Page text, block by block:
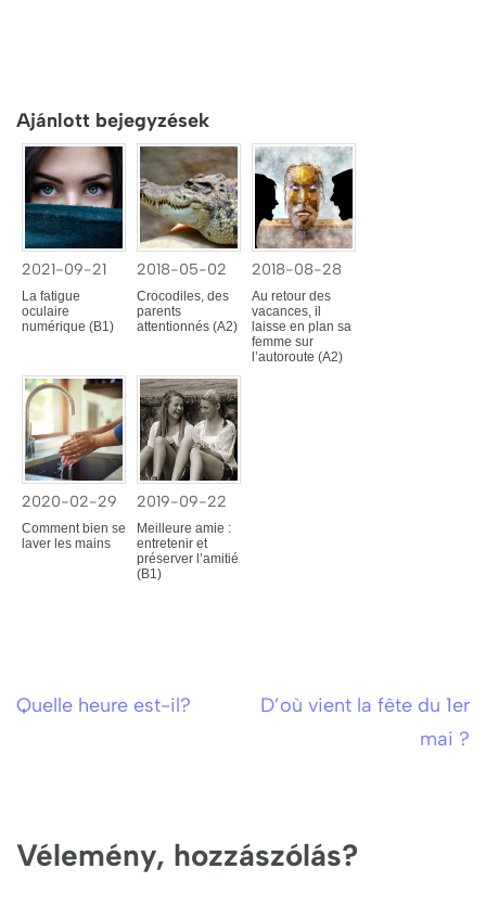
Ajánlott bejegyzések
2021-09-21
La fatigue
oculaire
numérique (B1)
2018-05-02
Crocodiles, des
parents
attentionnés (A2)
2018-08-28
Au retour des
vacances, il
laisse en plan sa
femme sur
l’autoroute (A2)
2020-02-29
Comment bien se
laver les mains
2019-09-22
Meilleure amie :
entretenir et
préserver l’amitié
(B1)
Bejegyzés
Quelle heure est-il?
D’où vient la fête du 1er
mai ?
Vélemény, hozzászólás?